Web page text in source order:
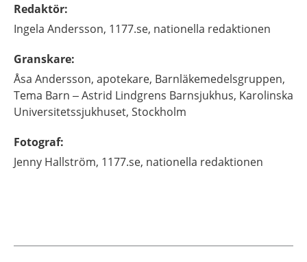
Redaktör:
Ingela Andersson, 1177.se, nationella redaktionen
Granskare:
Åsa Andersson, apotekare, Barnläkemedelsgruppen,
Tema Barn – Astrid Lindgrens Barnsjukhus, Karolinska
Universitetssjukhuset, Stockholm
Fotograf:
Jenny Hallström, 1177.se, nationella redaktionen